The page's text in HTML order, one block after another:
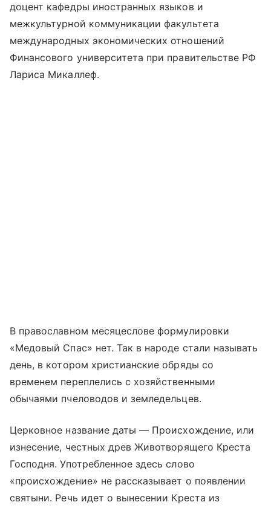
доцент кафедры иностранных языков и
межкультурной коммуникации факультета
международных экономических отношений
Финансового университета при правительстве РФ
Лариса Микаллеф.
В православном месяцеслове формулировки
«Медовый Спас» нет. Так в народе стали называть
день, в котором христианские обряды со
временем переплелись с хозяйственными
обычаями пчеловодов и земледельцев.
Церковное название даты — Происхождение, или
изнесение, честных древ Животворящего Креста
Господня. Употребленное здесь слово
«происхождение» не рассказывает о появлении
святыни. Речь идет о вынесении Креста из